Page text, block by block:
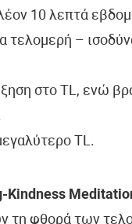
10 λεπτά
τελομερή –
στο TL, ενώ
TL.
Kindness
τη φθορά των